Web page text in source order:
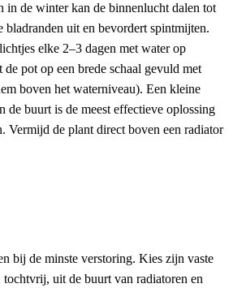
in de winter kan de binnenlucht dalen tot
uit en bevordert spintmijten.
elke 2–3 dagen met water op
de pot op een brede schaal gevuld met
boven het waterniveau). Een kleine
de buurt is de meest effectieve oplossing
Vermijd de plant direct boven een radiator
bij de minste verstoring. Kies zijn vaste
uit de buurt van radiatoren en